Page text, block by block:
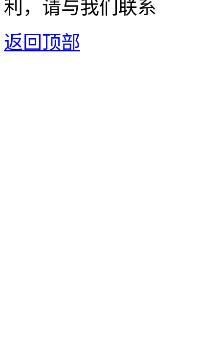
利，请与我们联系
返回顶部